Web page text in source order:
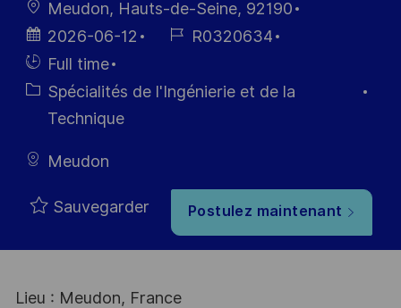
localisation
Meudon, Hauts-de-Seine, 92190
Date
d’affichage
2026-06-12
Référence
R0320634
Hiring
Type
Full time
Catégorie
Spécialités de l'Ingénierie et de la
Technique
Meudon
Sauvegarder Postulez maintenant
Lieu : Meudon, France